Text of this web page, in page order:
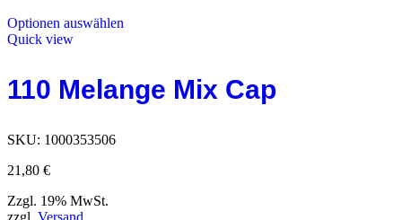
Optionen auswählen
Quick view
110 Melange Mix Cap
SKU: 1000353506
21,80 €
Zzgl. 19% MwSt.